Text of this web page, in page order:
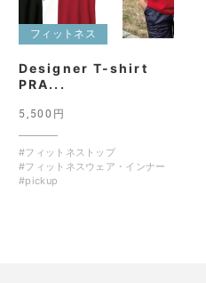
フィットネス
Designer T-shirt
PRA...
5,500円
#フィットネストップ
#フィットネスウェア・インナー
#pickup